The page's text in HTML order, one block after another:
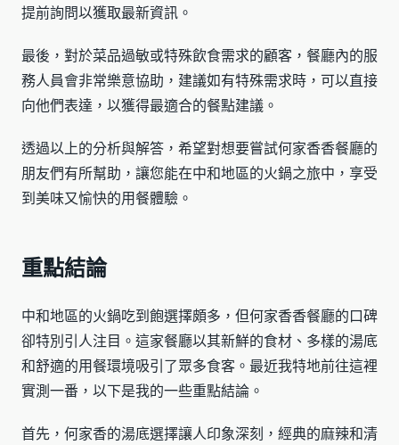
提前詢問以獲取最新資訊。
最後，對於菜品過敏或特殊飲食需求的顧客，餐廳內的服
務人員會非常樂意協助，建議如有特殊需求時，可以直接
向他們表達，以獲得最適合的餐點建議。
透過以上的分析與解答，希望對想要嘗試何家香香餐廳的
朋友們有所幫助，讓您能在中和地區的火鍋之旅中，享受
到美味又愉快的用餐體驗。
重點結論
中和地區的火鍋吃到飽選擇頗多，但何家香香餐廳的口碑
卻特別引人注目。這家餐廳以其新鮮的食材、多樣的湯底
和舒適的用餐環境吸引了眾多食客。最近我特地前往這裡
實測一番，以下是我的一些重點結論。
首先，何家香的湯底選擇讓人印象深刻，經典的麻辣和清